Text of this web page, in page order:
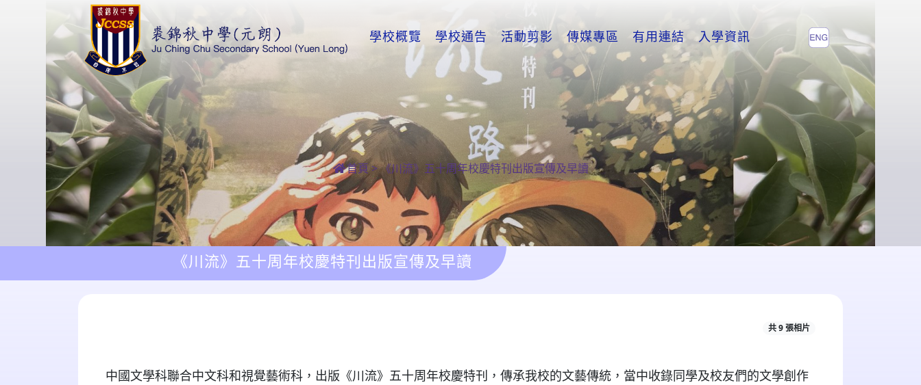
學校概覽 學校通告 活動剪影 傳媒專區 有用連結 入學資訊
首頁>《川流》五十周年校慶特刊出版宣傳及早讀
《川流》五十周年校慶特刊出版宣傳及早讀
共 9 張相片
中國文學科聯合中文科和視覺藝術科，出版《川流》五十周年校慶特刊，傳承我校的文藝傳統，當中收錄同學及校友們的文學創作